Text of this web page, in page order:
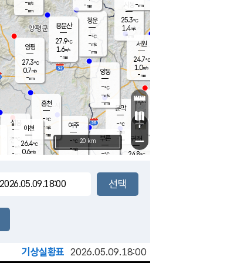
문막
-℃
-m/s
mm
부론
-℃
청운
-℃
-m/s
-mm
-mm
여주
-℃
-m/s
양동
-℃
-m/s
-mm
장호원
-m/s
-mm
흥천
-℃
-m/s
-mm
설봉
-
-m/s
- mm
시동
25.3℃
1.4m/s
- mm
귀래
24.8℃
서원
24.7℃
1.0m/s
-mm
용문산
27.9℃
1.6m/s
-mm
-mm
이천
26.4℃
0.6m/s
양평
27.3℃
0.7m/s
-mm
+
−
20 km
기상실황표 2026.05.09.18:00